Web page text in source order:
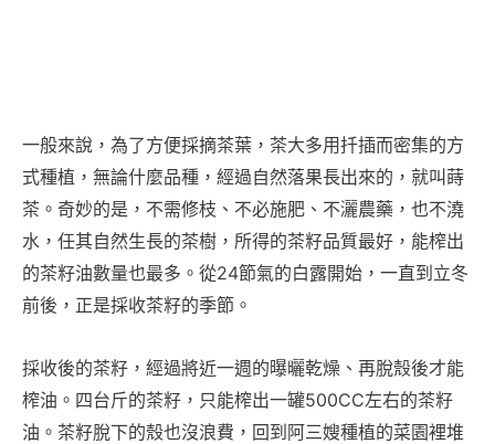
一般來說，為了方便採摘茶葉，茶大多用扦插而密集的方
式種植，無論什麼品種，經過自然落果長出來的，就叫蒔
茶。奇妙的是，不需修枝、不必施肥、不灑農藥，也不澆
水，任其自然生長的茶樹，所得的茶籽品質最好，能榨出
的茶籽油數量也最多。從24節氣的白露開始，一直到立冬
前後，正是採收茶籽的季節。
採收後的茶籽，經過將近一週的曝曬乾燥、再脫殼後才能
榨油。四台斤的茶籽，只能榨出一罐500CC左右的茶籽
油。茶籽脫下的殼也沒浪費，回到阿三嫂種植的菜園裡堆